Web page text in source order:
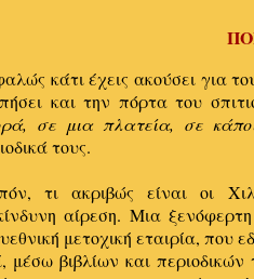
κάτι έχεις ακούσει για
και την πόρτα του
σε μια πλατεία, σε
τους.
τι ακριβώς είναι οι
αίρεση. Μια
μετοχική εταιρία, που
μέσω βιβλίων και